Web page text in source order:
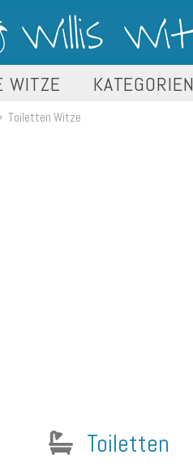
WITZE KATEGORIEN
Toiletten Witze
Toiletten